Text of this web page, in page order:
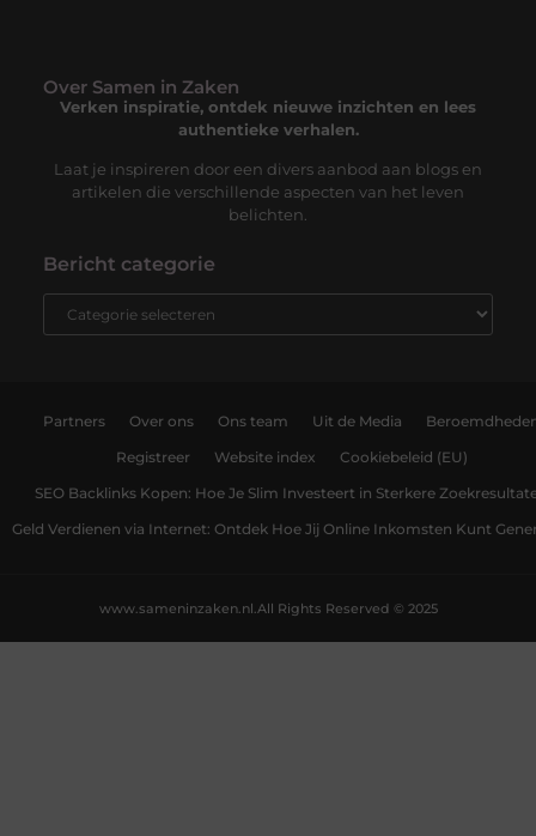
Over Samen in Zaken
Verken inspiratie, ontdek nieuwe inzichten en lees
authentieke verhalen.
Laat je inspireren door een divers aanbod aan blogs en
artikelen die verschillende aspecten van het leven
belichten.
Bericht categorie
Partners Over ons Ons team Uit de Media
Registreer Website index Cookiebeleid (EU)
SEO Backlinks Kopen: Hoe Je Slim Investeert in Sterkere
Geld Verdienen via Internet: Ontdek Hoe Jij Online Inkomsten Kunt
All Rights Reserved © 2025
www.sameninzaken.nl.